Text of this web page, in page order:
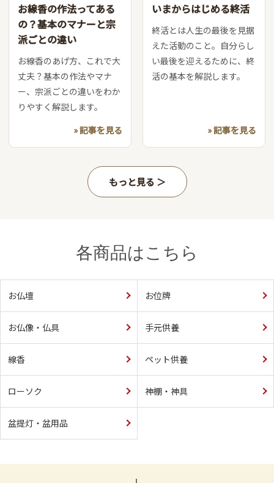
お線香の作法ってある
の？基本のマナーと宗
派ごとの違い
お線香のあげ方、これで大
丈夫？基本の作法やマナ
ー、宗派ごとの違いをわか
りやすく解説します。
» 記事を見る
いまからはじめる終活
終活とは人生の最後を見据
えた活動のこと。自分らし
い最後を迎えるために、終
活の基本を解説します。
» 記事を見る
もっと見る
各商品はこちら
お仏壇 お位牌
お仏像・仏具 手元供養
線香 ペット供養
ローソク 神棚・神具
盆提灯・盆用品